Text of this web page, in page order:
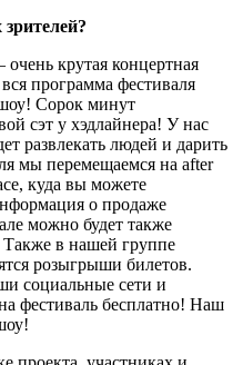
крутая концертная
программа фестиваля
Сорок минут
сэт у хэдлайнера! У нас
развлекать людей и дарить
мы перемещаемся на after
куда вы можете
о продаже
можно будет также
Также в нашей группе
розыгрыши билетов.
социальные сети и
фестиваль бесплатно! Наш